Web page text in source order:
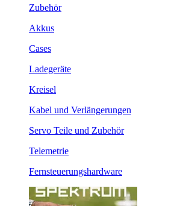
Zubehör
Akkus
Cases
Ladegeräte
Kreisel
Kabel und Verlängerungen
Servo Teile und Zubehör
Telemetrie
Fernsteuerungshardware